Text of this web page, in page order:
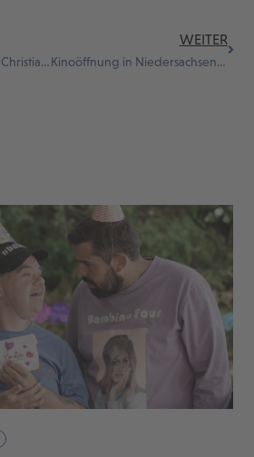
„Undine“: Kinotour mit Christian Petzold
WEITER
Kinoöffnung in Niedersachsen bestätigt